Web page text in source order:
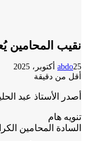
نقيب المحامين يُعلن
abdo25 أكتوبر، 2025
أقل من دقيقة
أصدر الأستاذ عبد
تنويه هام
السادة المحامين